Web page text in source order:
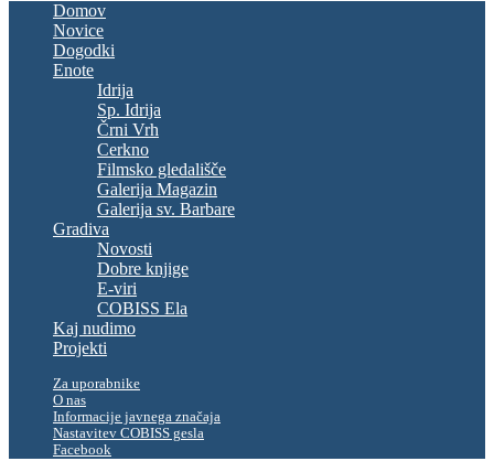
Domov
Novice
Dogodki
Enote
Idrija
Sp. Idrija
Črni Vrh
Cerkno
Filmsko gledališče
Galerija Magazin
Galerija sv. Barbare
Gradiva
Novosti
Dobre knjige
E-viri
COBISS Ela
Kaj nudimo
Projekti
Za uporabnike
O nas
Informacije javnega značaja
Nastavitev COBISS gesla
Facebook